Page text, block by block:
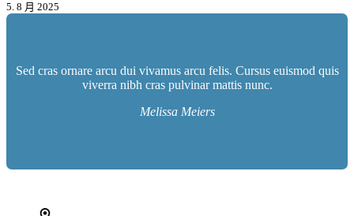
5. 8 月 2025
Sed cras ornare arcu dui vivamus arcu felis. Cursus euismod quis
viverra nibh cras pulvinar mattis nunc.
Melissa Meiers